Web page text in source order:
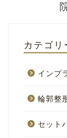
カテゴリ
インプ
輪郭整
セット